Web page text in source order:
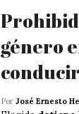
género
Por José Ernesto